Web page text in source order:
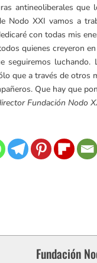
antineoliberales
Nodo XXI vamos a
con todas mis
quienes creyeron
seguiremos
que a través de otros
Que hay que
Fundación Nodo
Fundación